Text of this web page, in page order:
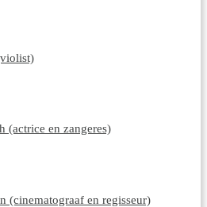
(actrice en zangeres)
(cinematograaf en regisseur)